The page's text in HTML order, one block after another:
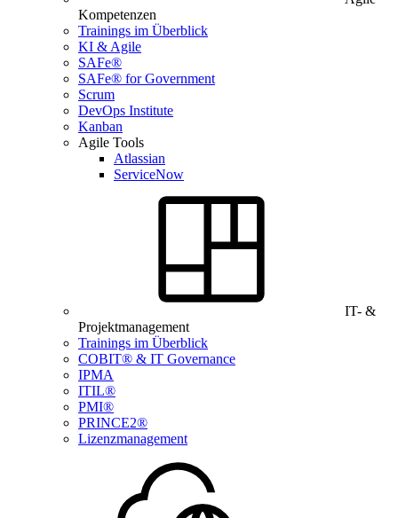
Kompetenzen
Trainings im Überblick
KI & Agile
SAFe®
SAFe® for Government
Scrum
DevOps Institute
Kanban
Agile Tools
Atlassian
ServiceNow
IT- &
Projektmanagement
Trainings im Überblick
COBIT® & IT Governance
IPMA
ITIL®
PMI®
PRINCE2®
Lizenzmanagement